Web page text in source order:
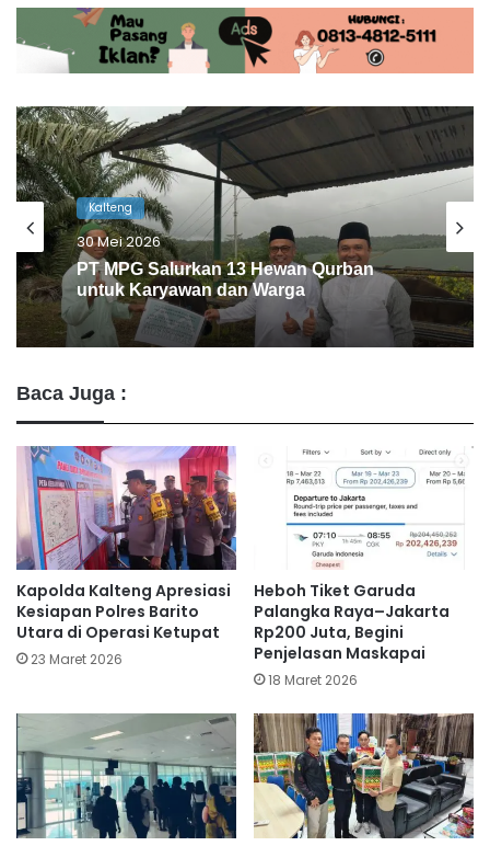
Kalteng
28 Mei 2026
BRI Muara Teweh Kurban untuk Warga
Baca Juga :
Kapolda Kalteng Apresiasi
Kesiapan Polres Barito
Utara di Operasi Ketupat
23 Maret 2026
Heboh Tiket Garuda
Palangka Raya–Jakarta
Rp200 Juta, Begini
Penjelasan Maskapai
18 Maret 2026